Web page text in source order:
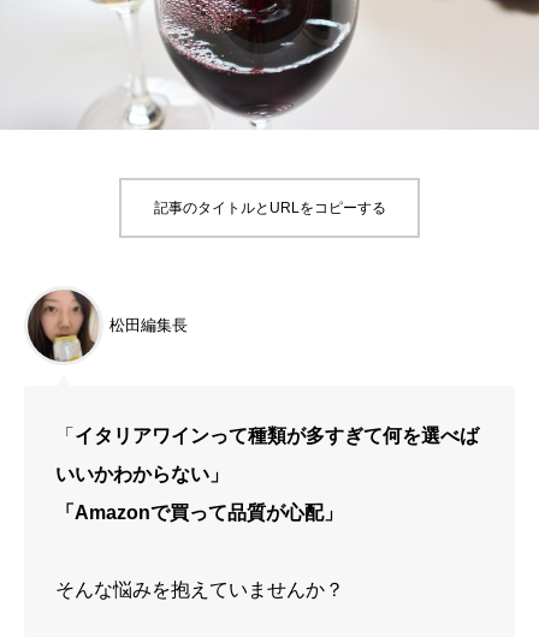
記事のタイトルとURLをコピーする
松田編集長
「 イタリアワインって種類が多すぎて何を選べば
いいかわからない」
「Amazonで買って品質が心配」
そんな悩みを抱えていませんか？